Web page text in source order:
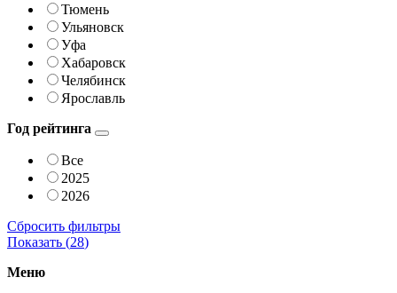
Тюмень
Ульяновск
Уфа
Хабаровск
Челябинск
Ярославль
Год рейтинга
Все
2025
2026
Сбросить фильтры
Показать (28)
Меню